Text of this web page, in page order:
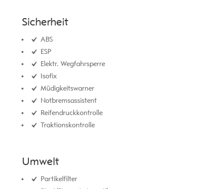
Sicherheit
ABS
ESP
Elektr. Wegfahrsperre
Isofix
Müdigkeitswarner
Notbremsassistent
Reifendruckkontrolle
Traktionskontrolle
Umwelt
Partikelfilter